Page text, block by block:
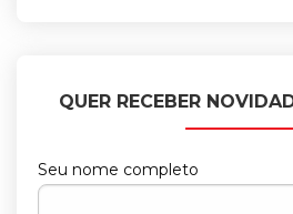
QUER RECEBER
Seu nome completo